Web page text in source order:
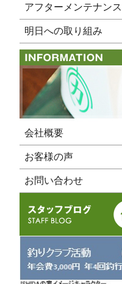
アフターメンテナンス
明日への取り組み
会社概要
お客様の声
お問い合わせ